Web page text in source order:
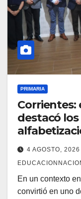
PRIMARIA
Corrientes:
destacó los
4 AGOSTO, 2026
En un contexto
convirtió en uno